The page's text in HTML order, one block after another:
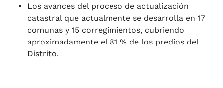
Los avances del proceso de actualización
catastral que actualmente se desarrolla en 17
comunas y 15 corregimientos, cubriendo
aproximadamente el 81 % de los predios del
Distrito.